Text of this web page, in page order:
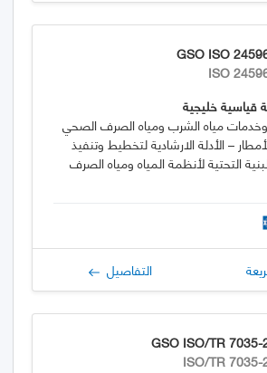
GSO ISO
ISO
قياسية خليجية
مياه الشرب ومياه الصرف الصحي
– الأدلة الارشادية لتخطيط وتنفيذ
التحتية لأنظمة المياه ومياه الصرف
التفاصيل
GSO ISO/TR
ISO/TR